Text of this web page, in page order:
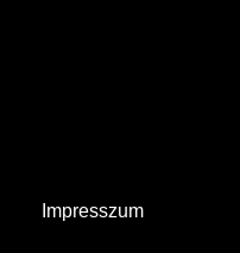
Impresszum